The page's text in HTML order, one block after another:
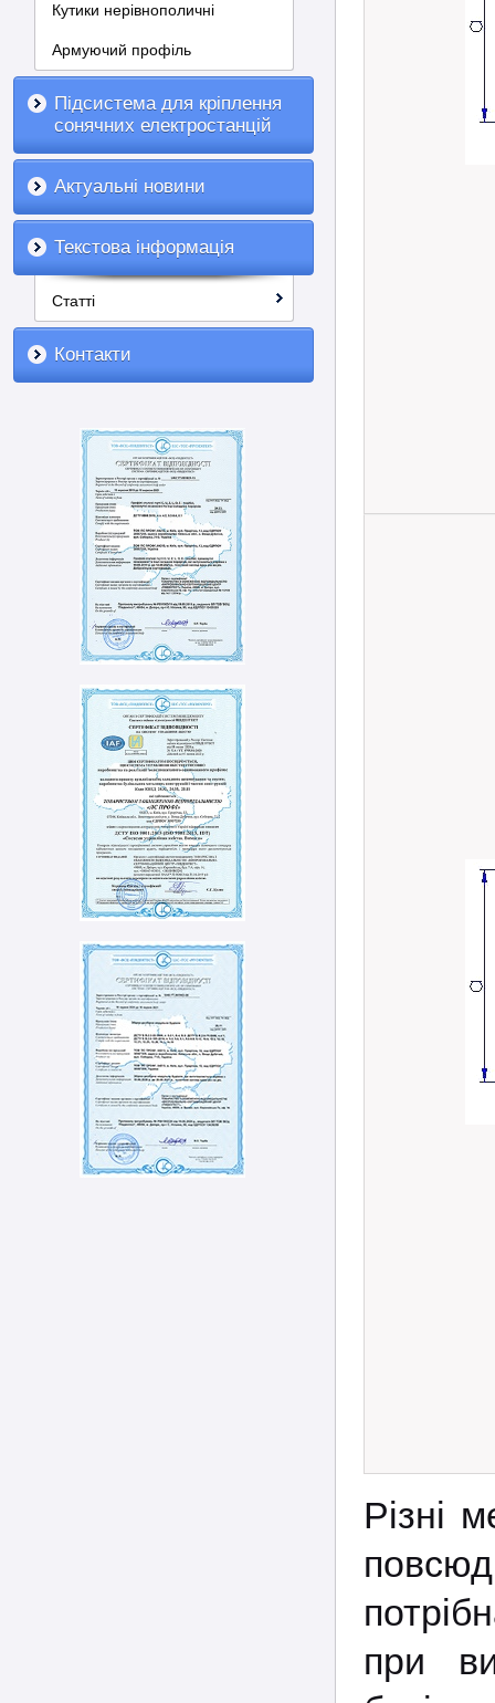
Кутики нерівнополичні
Армуючий профіль
Підсистема для кріплення
сонячних електростанцій
Актуальні новини
Текстова інформація
Статті
Контакти
Різні
при